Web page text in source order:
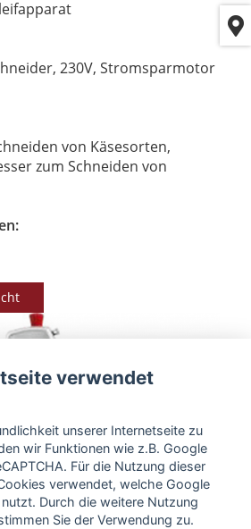
230V, Stromsparmotor
von Käsesorten,
zum Schneiden von
verwendet
unserer Internetseite zu
wir Funktionen wie z.B. Google
Für die Nutzung dieser
verwendet, welche Google
Durch die weitere Nutzung
Sie der Verwendung zu.